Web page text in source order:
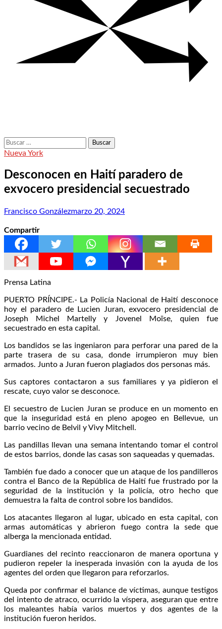
Buscar:
Nueva York
Desconocen en Haití paradero de
exvocero presidencial secuestrado
Francisco Gonzálezmarzo 20, 2024
Compartir
Prensa Latina
PUERTO PRÍNCIPE.- La Policía Nacional de Haití desconoce
hoy el paradero de Lucien Juran, exvocero presidencial de
Joseph Michel Martelly y Jovenel Moïse, quien fue
secuestrado en esta capital.
Los bandidos se las ingeniaron para perforar una pared de la
parte trasera de su casa, donde irrumpieron muy bien
armados. Junto a Juran fueron plagiados dos personas más.
Sus captores contactaron a sus familiares y ya pidieron el
rescate, cuyo valor se desconoce.
El secuestro de Lucien Juran se produce en un momento en
que la inseguridad está en pleno apogeo en Bellevue, un
barrio vecino de Belvil y Vivy Mitchell.
Las pandillas llevan una semana intentando tomar el control
de estos barrios, donde las casas son saqueadas y quemadas.
También fue dado a conocer que un ataque de los pandilleros
contra el Banco de la República de Haití fue frustrado por la
seguridad de la institución y la policía, otro hecho que
demuestra la falta de control sobre los bandidos.
Los atacantes llegaron al lugar, ubicado en esta capital, con
armas automáticas y abrieron fuego contra la sede que
alberga la mencionada entidad.
Guardianes del recinto reaccionaron de manera oportuna y
pudieron repeler la inesperada invasión con la ayuda de los
agentes del orden que llegaron para reforzarlos.
Queda por confirmar el balance de víctimas, aunque testigos
del intento de atraco, ocurrido la víspera, aseguran que entre
los maleantes había varios muertos y dos agentes de la
institución fueron heridos.